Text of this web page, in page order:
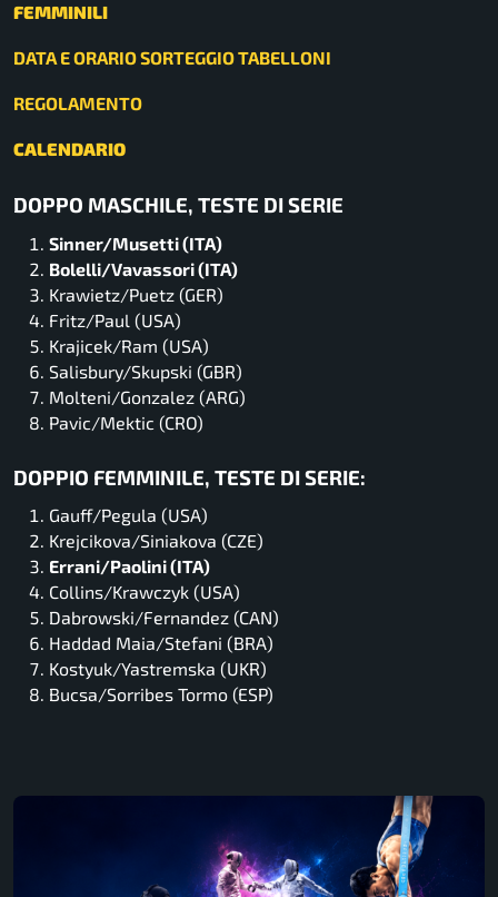
FEMMINILI
DATA E ORARIO SORTEGGIO TABELLONI
REGOLAMENTO
CALENDARIO
DOPPO MASCHILE, TESTE DI SERIE
Sinner/Musetti (ITA)
Bolelli/Vavassori (ITA)
Krawietz/Puetz (GER)
Fritz/Paul (USA)
Krajicek/Ram (USA)
Salisbury/Skupski (GBR)
Molteni/Gonzalez (ARG)
Pavic/Mektic (CRO)
DOPPIO FEMMINILE, TESTE DI SERIE:
Gauff/Pegula (USA)
Krejcikova/Siniakova (CZE)
Errani/Paolini (ITA)
Collins/Krawczyk (USA)
Dabrowski/Fernandez (CAN)
Haddad Maia/Stefani (BRA)
Kostyuk/Yastremska (UKR)
Bucsa/Sorribes Tormo (ESP)